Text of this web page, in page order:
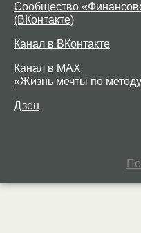
Сообщество
(ВКонтакте)
Канал в ВКонтакте
Канал в MAX
«Жизнь мечты по
Дзен